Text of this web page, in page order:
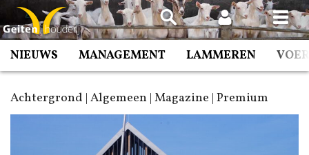
Spring
naar
inhoud
NIEUWS MANAGEMENT LAMMEREN
Achtergrond | Algemeen | Magazine | Premium